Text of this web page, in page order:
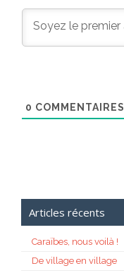
0 COMMENTAIRES
Articles récents
Caraïbes, nous voilà !
De village en village